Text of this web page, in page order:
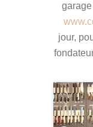
garage
jour,